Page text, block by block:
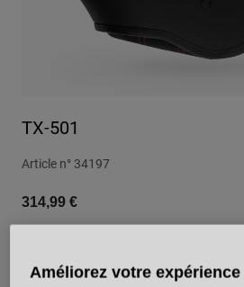
Voir tout
Voir tout
TX-501
Article n° 34197
314,99 €
Couleur -Noir mat
Améliorez votre expérience